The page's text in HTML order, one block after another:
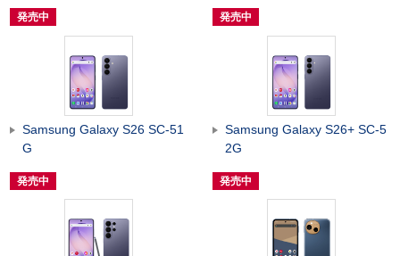
発売中 発売中
Samsung Galaxy S26 SC-51
G
発売中
Samsung Galaxy S26+ SC-5
2G
発売中